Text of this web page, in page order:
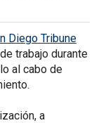
Diego Tribune
trabajo durante
al cabo de
a